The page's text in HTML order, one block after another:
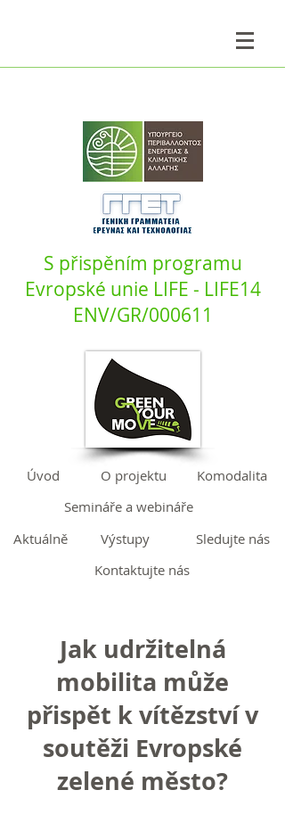
Jak udržitelná
mobilita může
přispět k vítězství v
soutěži Evropské
zelené město?
S přispěním programu
Evropské unie LIFE - LIFE14
ENV/GR/000611
Úvod O projektu
Komodalita
Semináře a webináře
Aktuálně
Výstupy
Sledujte nás
Kontaktujte nás